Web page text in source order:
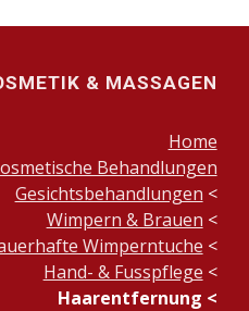
& MASSAGEN
Home
Behandlungen
Gesichtsbehandlungen <
Wimpern & Brauen <
Wimperntuche <
Hand- & Fusspflege <
Haarentfernung <